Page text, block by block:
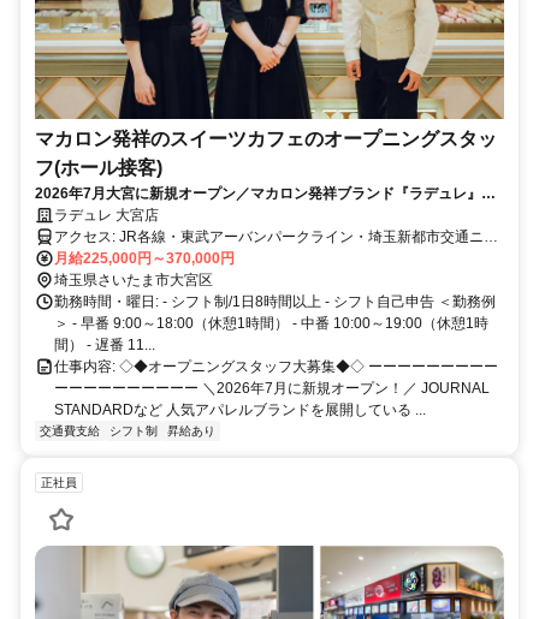
マカロン発祥のスイーツカフェのオープニングスタッ
フ(ホール接客)
2026年7月大宮に新規オープン／マカロン発祥ブランド『ラデュレ』の
新業態カフェ／オープニングスタッフ大募集／髪色自由＆アパレル等の
社割最大50％OFF／オープン前からの他店舗研修も可能◎
ラデュレ 大宮店
アクセス: JR各線・東武アーバンパークライン・埼玉新都市交通ニュ
ーシャトル『大宮駅』直結
月給225,000円～370,000円
埼玉県さいたま市大宮区
勤務時間・曜日: - シフト制/1日8時間以上 - シフト自己申告 ＜勤務例
＞ - 早番 9:00～18:00（休憩1時間） - 中番 10:00～19:00（休憩1時
間） - 遅番 11...
仕事内容: ◇◆オープニングスタッフ大募集◆◇ ーーーーーーーーー
ーーーーーーーーーー ＼2026年7月に新規オープン！／ JOURNAL
STANDARDなど 人気アパレルブランドを展開している ...
交通費支給 シフト制 昇給あり
正社員